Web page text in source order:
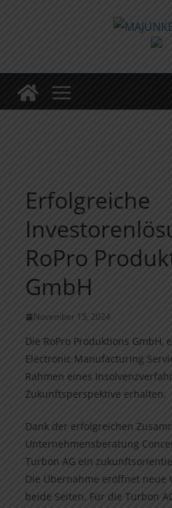
Erfolgreiche
RoPro
GmbH
November 15, 2024
Die RoPro Produktions GmbH,
Electronic Manufacturing
Rahmen eines
Zukunftsperspektive erhalten.
Dank der erfolgreichen
Unternehmensberatung
Turbon AG ein
Die Übernahme eröffnet neue
beide Seiten. Für die Turbon